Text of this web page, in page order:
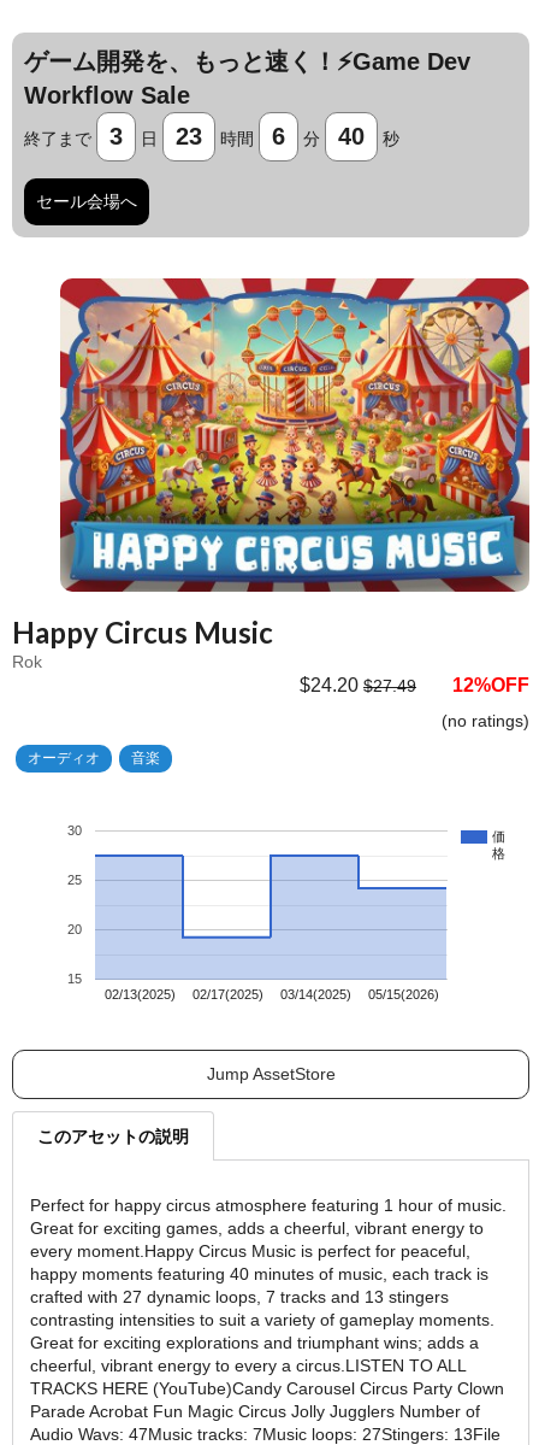
ゲーム開発を、もっと速く！⚡️Game Dev
Workflow Sale
終了まで 3 日 23 時間 6 分 39 秒
セール会場へ
Happy Circus Music
Rok
$24.20 $27.49 12%OFF
(no ratings)
オーディオ 音楽
価
格
02/13(2025) 02/17(2025) 03/14(2025) 05/15(2026)
15
20
25
30
Jump AssetStore
このアセットの説明
Perfect for happy circus atmosphere featuring 1 hour of music.
Great for exciting games, adds a cheerful, vibrant energy to
every moment.Happy Circus Music is perfect for peaceful,
happy moments featuring 40 minutes of music, each track is
crafted with 27 dynamic loops, 7 tracks and 13 stingers
contrasting intensities to suit a variety of gameplay moments.
Great for exciting explorations and triumphant wins; adds a
cheerful, vibrant energy to every a circus.LISTEN TO ALL
TRACKS HERE (YouTube)Candy Carousel Circus Party Clown
Parade Acrobat Fun Magic Circus Jolly Jugglers Number of
Audio Wavs: 47Music tracks: 7Music loops: 27Stingers: 13File